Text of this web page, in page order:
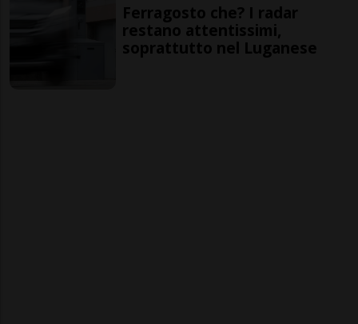
Ferragosto che? I radar
restano attentissimi,
soprattutto nel Luganese